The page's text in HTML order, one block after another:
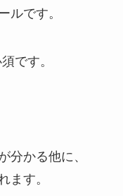
ルです。
です。
分かる他に、
ます。